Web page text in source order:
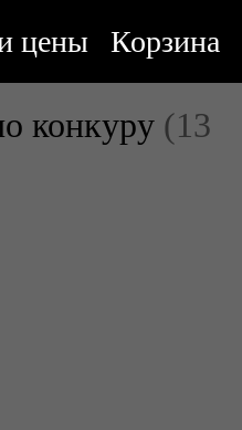
Корзина
цены
конкуру (13